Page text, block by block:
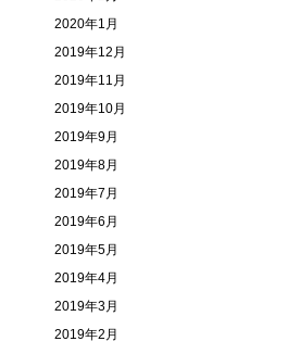
2020年1月
2019年12月
2019年11月
2019年10月
2019年9月
2019年8月
2019年7月
2019年6月
2019年5月
2019年4月
2019年3月
2019年2月